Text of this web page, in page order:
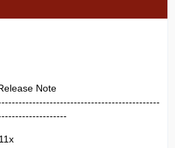
Note